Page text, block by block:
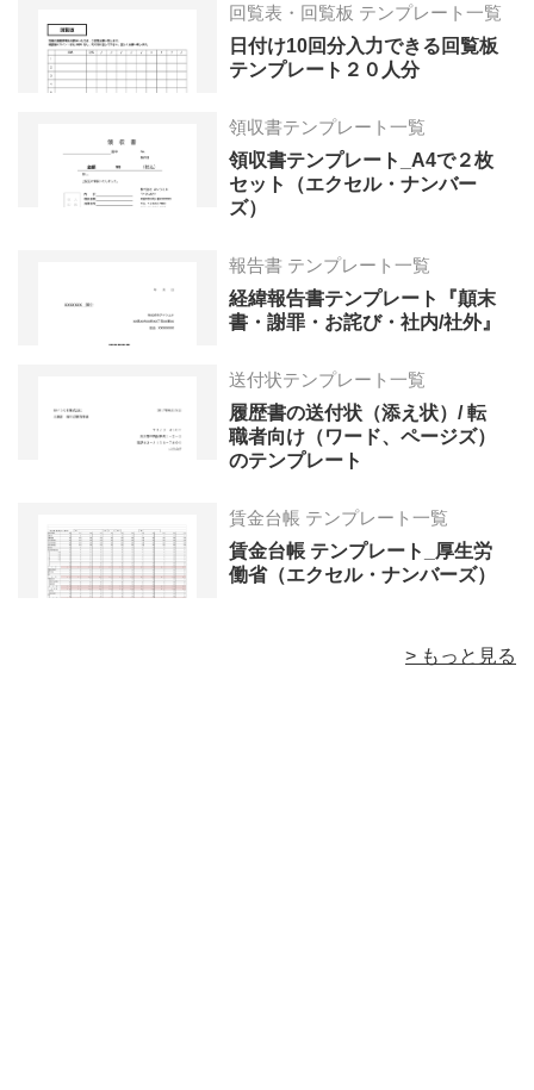
回覧表・回覧板 テンプレート一覧
日付け10回分入力できる回覧板
テンプレート２０人分
領収書テンプレート一覧
領収書テンプレート_A4で２枚
セット（エクセル・ナンバー
ズ）
報告書 テンプレート一覧
経緯報告書テンプレート『顛末
書・謝罪・お詫び・社内/社外』
送付状テンプレート一覧
履歴書の送付状（添え状）/ 転
職者向け（ワード、ページズ）
のテンプレート
賃金台帳 テンプレート一覧
賃金台帳 テンプレート_厚生労
働省（エクセル・ナンバーズ）
> もっと見る